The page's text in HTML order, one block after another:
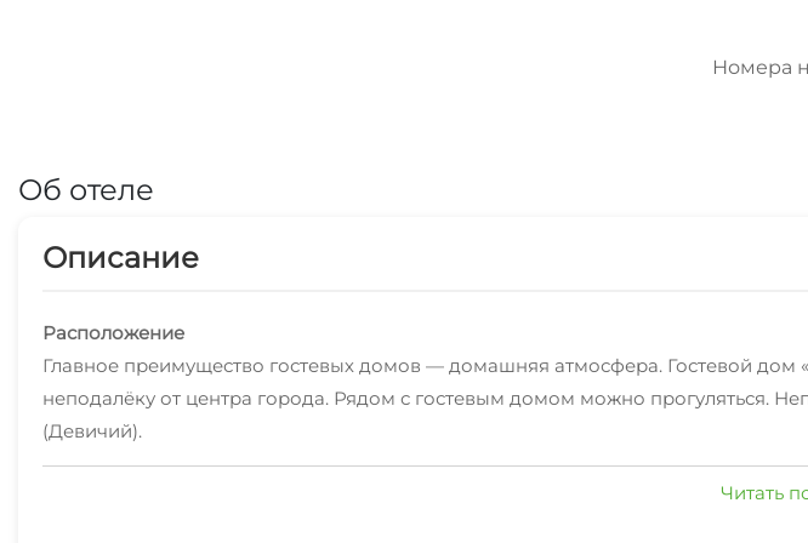
Номера
Об отеле
Описание
Расположение
Главное преимущество гостевых домов — домашняя атмосфера. Гостевой дом
неподалёку от центра города. Рядом с гостевым домом можно прогуляться.
(Девичий).
Читать